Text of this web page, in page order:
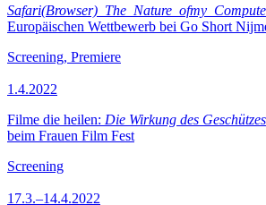
Europäischen Wettbewerb bei Go Short
Screening, Premiere
1.4.2022
Filme die heilen: Die Wirkung des
beim Frauen Film Fest
Screening
17.3.–14.4.2022